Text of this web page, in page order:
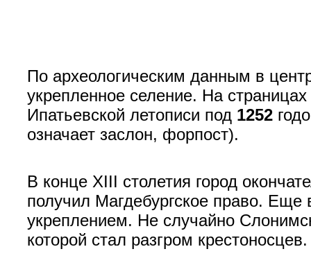
По археологическим данным в
укрепленное селение. На
Ипатьевской летописи под 1252
означает заслон, форпост).
В конце XIII столетия город
получил Магдебургское право.
укреплением. Не случайно
которой стал разгром крестоносцев.